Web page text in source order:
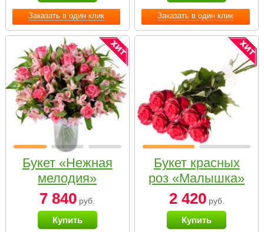
Заказать в один клик Заказать в один клик
Букет «Нежная
мелодия»
7 840 руб.
Купить
Букет красных
роз «Малышка»
2 420руб.
Купить